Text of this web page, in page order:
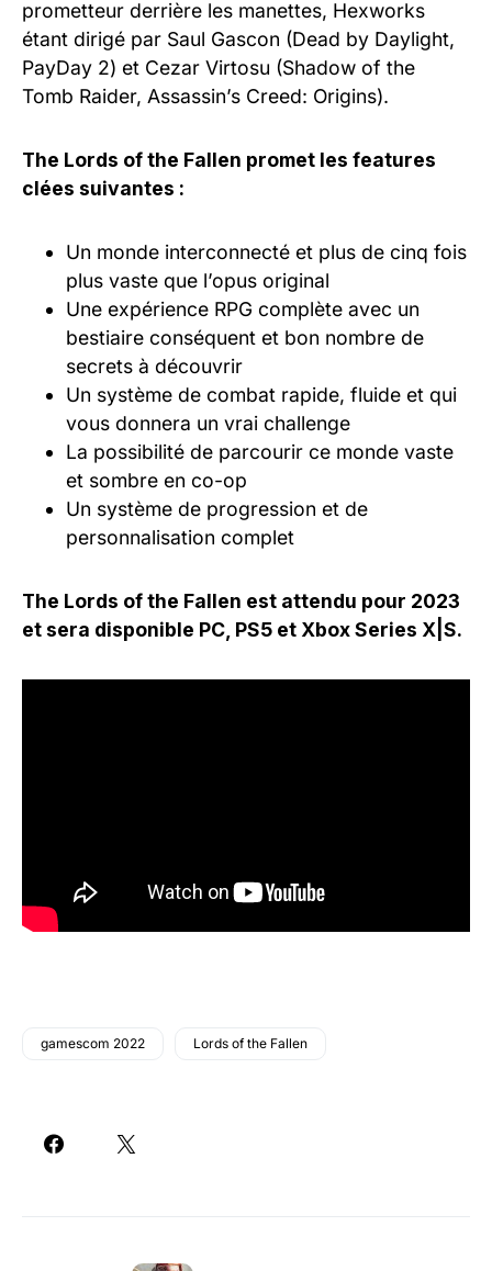
prometteur derrière les manettes, Hexworks
étant dirigé par Saul Gascon (Dead by Daylight,
PayDay 2) et Cezar Virtosu (Shadow of the
Tomb Raider, Assassin’s Creed: Origins).
The Lords of the Fallen promet les features
clées suivantes :
Un monde interconnecté et plus de cinq fois
plus vaste que l’opus original
Une expérience RPG complète avec un
bestiaire conséquent et bon nombre de
secrets à découvrir
Un système de combat rapide, fluide et qui
vous donnera un vrai challenge
La possibilité de parcourir ce monde vaste
et sombre en co-op
Un système de progression et de
personnalisation complet
The Lords of the Fallen est attendu pour 2023
et sera disponible PC, PS5 et Xbox Series X|S.
gamescom 2022 Lords of the Fallen